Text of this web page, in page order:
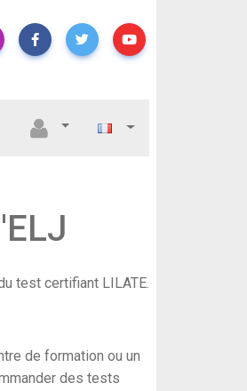
test certifiant LILATE.
de formation ou un
des tests